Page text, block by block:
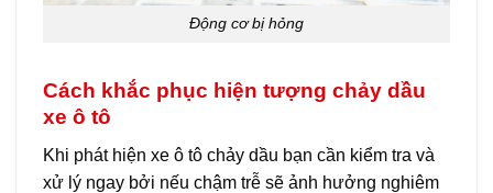
Động cơ bị hỏng
Cách khắc phục hiện tượng chảy dầu
xe ô tô
Khi phát hiện xe ô tô chảy dầu bạn cần kiểm tra và
xử lý ngay bởi nếu chậm trễ sẽ ảnh hưởng nghiêm